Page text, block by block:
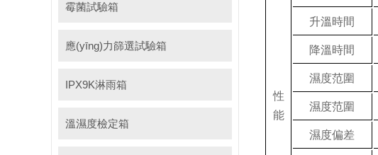
霉菌試驗箱
應(yīng)力篩選試驗箱
IPX9K淋雨箱
溫濕度檢定箱
性
能
升溫時間
降溫時間
濕度范圍
濕度范圍
濕度偏差